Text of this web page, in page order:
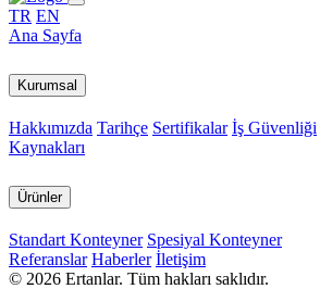
TR EN
Ana Sayfa
Kurumsal
Hakkımızda Tarihçe Sertifikalar İş Güvenliği
Kaynakları
Ürünler
Standart Konteyner Spesiyal Konteyner
Referanslar Haberler İletişim
© 2026 Ertanlar. Tüm hakları saklıdır.